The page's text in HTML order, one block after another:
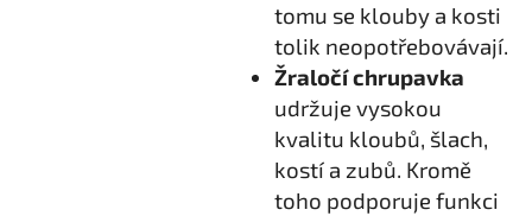
tomu se klouby a kosti
tolik neopotřebovávají.
Žraločí chrupavka
udržuje vysokou
kvalitu kloubů, šlach,
kostí a zubů. Kromě
toho podporuje funkci